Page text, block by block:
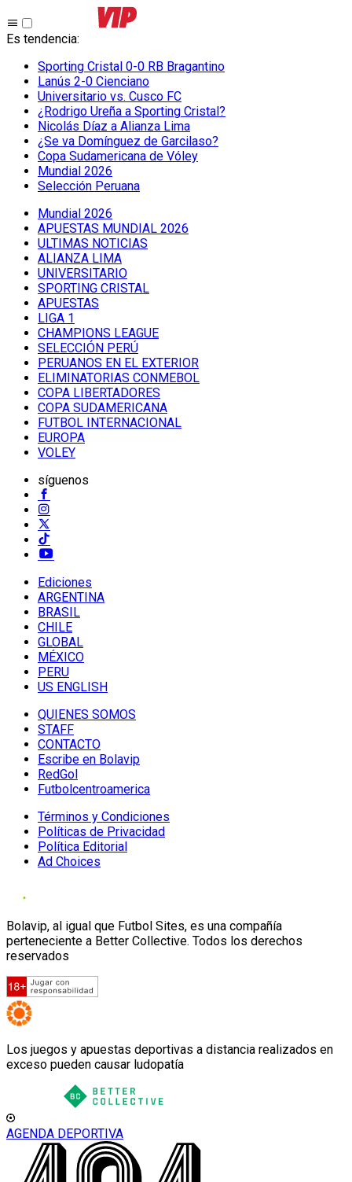
Es tendencia:
Sporting Cristal 0-0 RB Bragantino
Lanús 2-0 Cienciano
Universitario vs. Cusco FC
¿Rodrigo Ureña a Sporting Cristal?
Nicolás Díaz a Alianza Lima
¿Se va Domínguez de Garcilaso?
Copa Sudamericana de Vóley
Mundial 2026
Selección Peruana
Mundial 2026
APUESTAS MUNDIAL 2026
ULTIMAS NOTICIAS
ALIANZA LIMA
UNIVERSITARIO
SPORTING CRISTAL
APUESTAS
LIGA 1
CHAMPIONS LEAGUE
SELECCIÓN PERÚ
PERUANOS EN EL EXTERIOR
ELIMINATORIAS CONMEBOL
COPA LIBERTADORES
COPA SUDAMERICANA
FUTBOL INTERNACIONAL
EUROPA
VOLEY
síguenos
Ediciones
ARGENTINA
BRASIL
CHILE
GLOBAL
MÉXICO
PERU
US ENGLISH
QUIENES SOMOS
STAFF
CONTACTO
Escribe en Bolavip
RedGol
Futbolcentroamerica
Términos y Condiciones
Políticas de Privacidad
Política Editorial
Ad Choices
Bolavip, al igual que Futbol Sites, es una compañía
perteneciente a Better Collective. Todos los derechos
reservados
Los juegos y apuestas deportivas a distancia realizados en
exceso pueden causar ludopatía
AGENDA DEPORTIVA